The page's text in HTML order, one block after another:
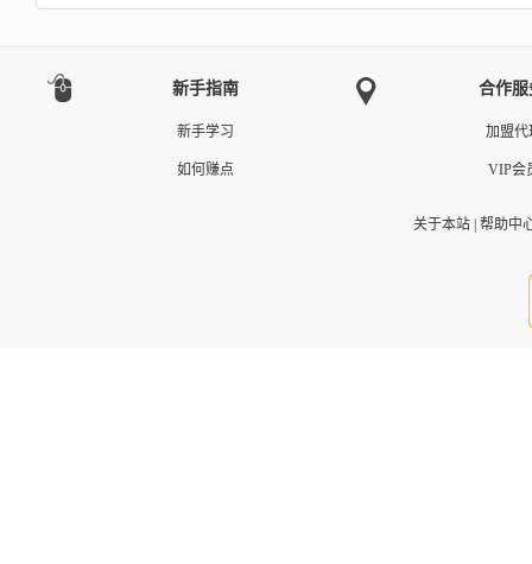
新手指南
新手学习
如何赚点
合作服
加盟代
VIP会
关于本站| 帮助中